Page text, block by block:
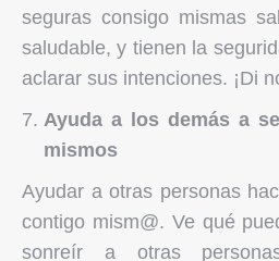
seguras consigo mismas
saludable, y tienen la
aclarar sus intenciones. ¡Di
Ayuda a los demás a
mismos
Ayudar a otras personas
contigo mism@. Ve qué
sonreír a otras